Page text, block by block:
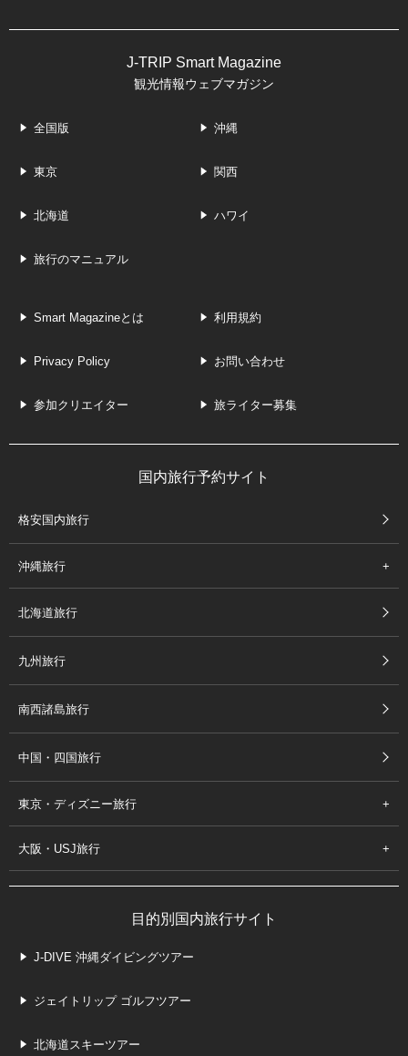
J-TRIP Smart Magazine
観光情報ウェブマガジン
全国版 沖縄
東京 関西
北海道 ハワイ
旅行のマニュアル
Smart Magazineとは 利用規約
Privacy Policy お問い合わせ
参加クリエイター 旅ライター募集
国内旅行予約サイト
格安国内旅行
沖縄旅行
北海道旅行
九州旅行
南西諸島旅行
中国・四国旅行
東京・ディズニー旅行
大阪・USJ旅行
目的別国内旅行サイト
J-DIVE 沖縄ダイビングツアー
ジェイトリップ ゴルフツアー
北海道スキーツアー